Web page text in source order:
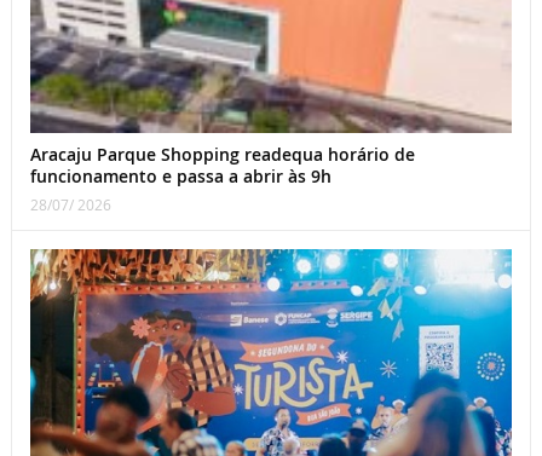
Aracaju Parque Shopping readequa horário de
funcionamento e passa a abrir às 9h
28/07/ 2026